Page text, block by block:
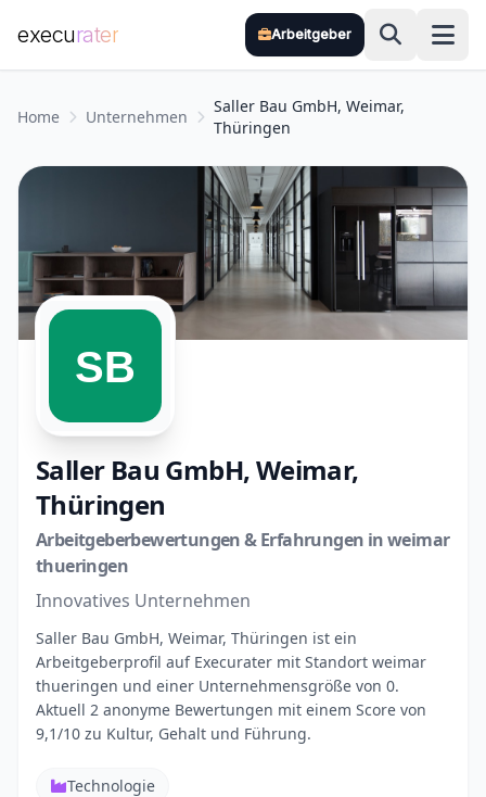
execurater Arbeitgeber
Home Unternehmen
Saller Bau GmbH, Weimar,
Thüringen
Saller Bau GmbH, Weimar,
Thüringen
Arbeitgeberbewertungen & Erfahrungen in weimar
thueringen
Innovatives Unternehmen
Saller Bau GmbH, Weimar, Thüringen ist ein
Arbeitgeberprofil auf Execurater mit Standort weimar
thueringen und einer Unternehmensgröße von 0.
Aktuell 2 anonyme Bewertungen mit einem Score von
9,1/10 zu Kultur, Gehalt und Führung.
Technologie